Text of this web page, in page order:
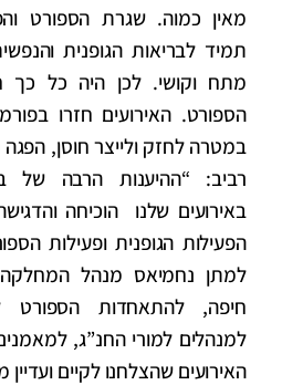
מאין כמוה. שגרת הספורט
תמיד לבריאות הגופנית
מתח וקושי. לכן היה כל כך
הספורט. האירועים חזרו
במטרה לחזק ולייצר חוסן, הפגה
רביב: “ההיענות הרבה של
באירועים שלנו הוכיחה
הפעילות הגופנית ופעילות
למתן נחמיאס מנהל המחלקה
חיפה, להתאחדות הספורט
למנהלים למורי החנ”ג,
האירועים שהצלחנו לקיים